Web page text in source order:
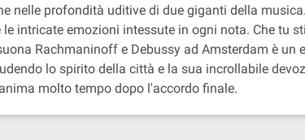
nelle profondità uditive di due giganti della
intricate emozioni intessute in ogni nota. Che tu
Rachmaninoff e Debussy ad Amsterdam è un
lo spirito della città e la sua incrollabile
molto tempo dopo l'accordo finale.